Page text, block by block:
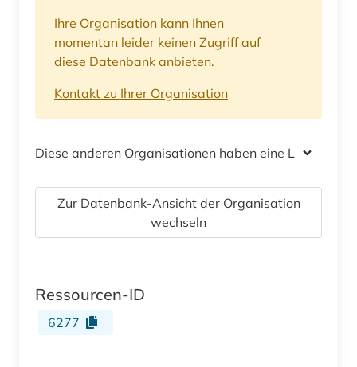
Ihre Organisation kann Ihnen
momentan leider keinen Zugriff auf
diese Datenbank anbieten.
Kontakt zu Ihrer Organisation
Diese anderen Organisationen haben eine Lizenz
Zur Datenbank-Ansicht der Organisation
wechseln
Ressourcen-ID
6277